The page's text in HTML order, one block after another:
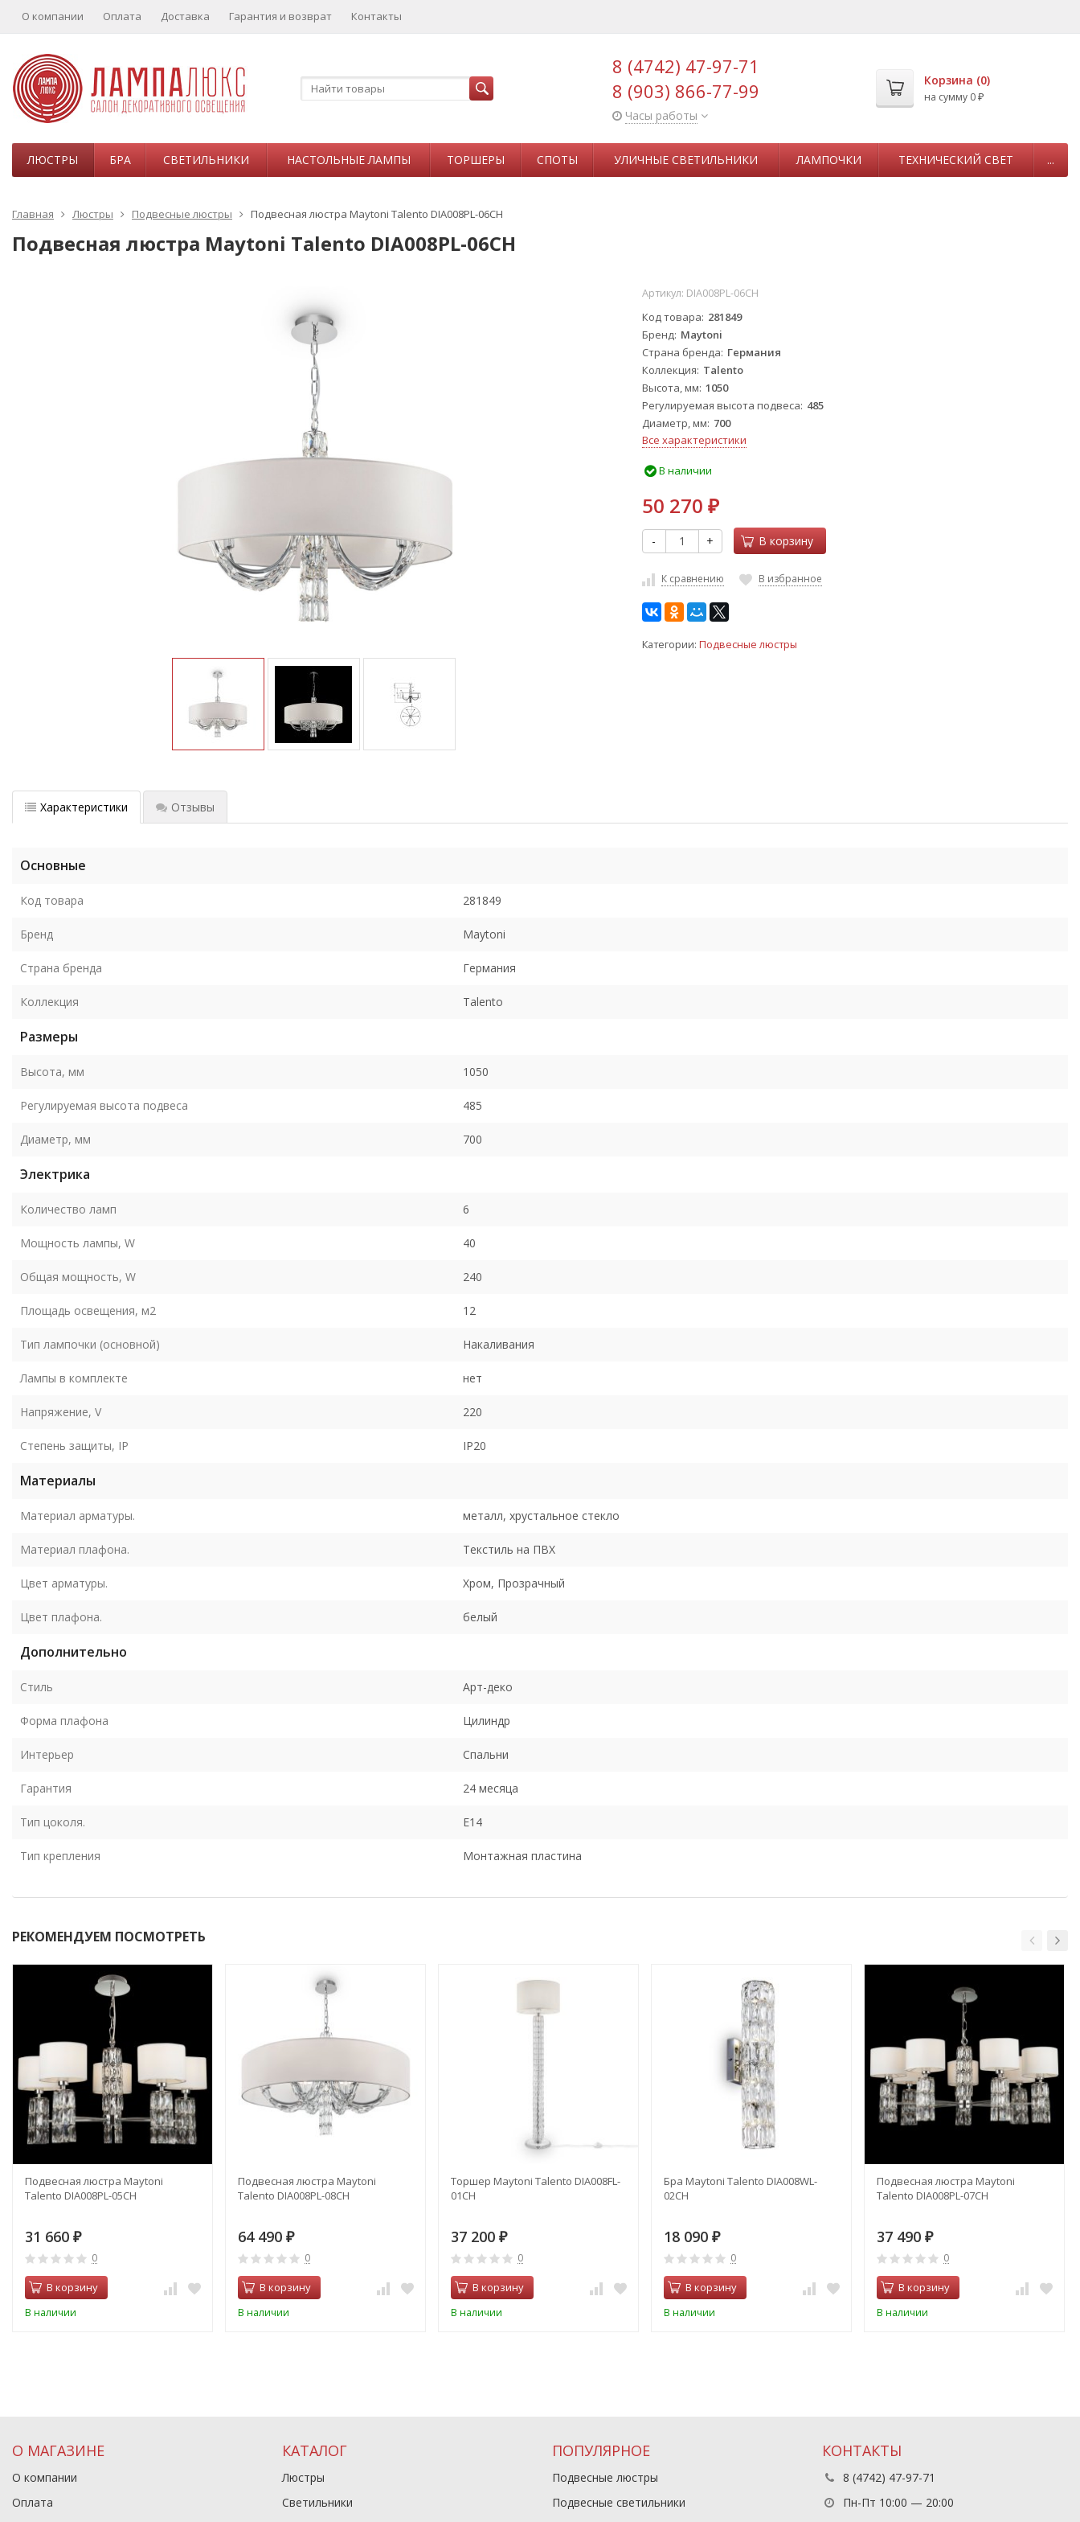
О компании Оплата Доставка Гарантия и возврат Контакты
8 (4742) 47-97-71
8 (903) 866-77-99
Часы работы
Корзина (0)
на сумму 0 ₽
ЛЮСТРЫ БРА СВЕТИЛЬНИКИ НАСТОЛЬНЫЕ ЛАМПЫ ТОРШЕРЫ СПОТЫ УЛИЧНЫЕ СВЕТИЛЬНИКИ ЛАМПОЧКИ ТЕХНИЧЕСКИЙ СВЕТ ...
Главная Люстры Подвесные люстры Подвесная люстра Maytoni Talento DIA008PL-06CH
Подвесная люстра Maytoni Talento DIA008PL-06CH
Артикул: DIA008PL-06CH
Код товара 281849
Бренд Maytoni
Страна бренда Германия
Коллекция Talento
Высота, мм 1050
Регулируемая высота подвеса 485
Диаметр, мм 700
Все характеристики
В наличии
50 270 ₽
- + В корзину
К сравнению В избранное
Категории: Подвесные люстры
Характеристики Отзывы
Основные
Код товара 281849
Бренд Maytoni
Страна бренда Германия
Коллекция Talento
Размеры
Высота, мм 1050
Регулируемая высота подвеса 485
Диаметр, мм 700
Электрика
Количество ламп 6
Мощность лампы, W 40
Общая мощность, W 240
Площадь освещения, м2 12
Тип лампочки (основной) Накаливания
Лампы в комплекте нет
Напряжение, V 220
Степень защиты, IP IP20
Материалы
Материал арматуры. металл, хрустальное стекло
Материал плафона. Текстиль на ПВХ
Цвет арматуры. Хром, Прозрачный
Цвет плафона. белый
Дополнительно
Стиль Арт-деко
Форма плафона Цилиндр
Интерьер Спальни
Гарантия 24 месяца
Тип цоколя. E14
Тип крепления Монтажная пластина
РЕКОМЕНДУЕМ ПОСМОТРЕТЬ
Подвесная люстра Maytoni
Talento DIA008PL-05CH
31 660 ₽
0
В корзину
В наличии
Подвесная люстра Maytoni
Talento DIA008PL-08CH
64 490 ₽
0
В корзину
В наличии
Торшер Maytoni Talento DIA008FL-
01CH
37 200 ₽
0
В корзину
В наличии
Бра Maytoni Talento DIA008WL-
02CH
18 090 ₽
0
В корзину
В наличии
Подвесная люстра Maytoni
Talento DIA008PL-07CH
37 490 ₽
0
В корзину
В наличии
О МАГАЗИНЕ
О компании
Оплата
КАТАЛОГ
Люстры
Светильники
ПОПУЛЯРНОЕ
Подвесные люстры
Подвесные светильники
КОНТАКТЫ
8 (4742) 47-97-71
Пн-Пт 10:00 — 20:00